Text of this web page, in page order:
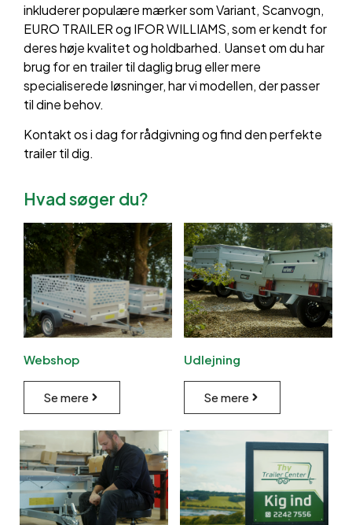
inkluderer populære mærker som Variant, Scanvogn,
EURO TRAILER og IFOR WILLIAMS, som er kendt for
deres høje kvalitet og holdbarhed. Uanset om du har
brug for en trailer til daglig brug eller mere
specialiserede løsninger, har vi modellen, der passer
til dine behov.
Kontakt os i dag for rådgivning og find den perfekte
trailer til dig.
Hvad søger du?
Webshop
Se mere
Udlejning
Se mere